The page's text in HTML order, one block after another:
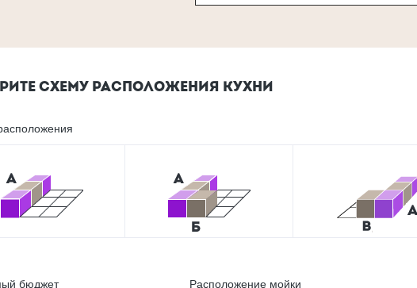
СХЕМУ РАСПОЛОЖЕНИЯ КУХНИ
бюджет Расположение мойки